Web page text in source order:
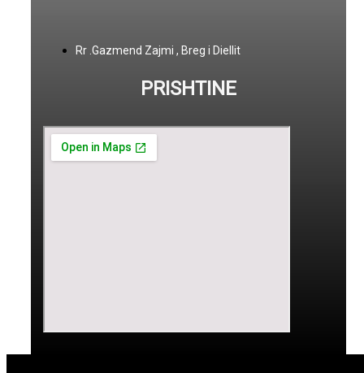
Rr .Gazmend Zajmi , Breg i Diellit
PRISHTINE